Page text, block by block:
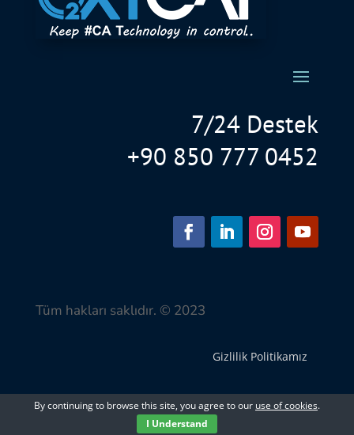
7/24 Destek
+90 850 777 0452
Tüm hakları saklıdır. © 2023
Gizlilik Politikamız
By continuing to browse this site, you agree to our use of cookies.
I Understand